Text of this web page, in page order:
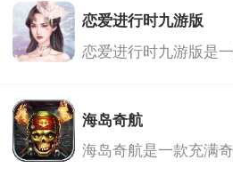
社交互动：玩家需要与各种社
如合作伙伴、竞争对手、政府
游戏特色：
恋爱进行时九游版
海岛奇航